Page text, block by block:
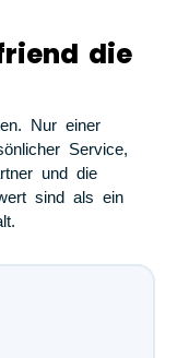
die
Nur einer
Service,
und die
sind als ein